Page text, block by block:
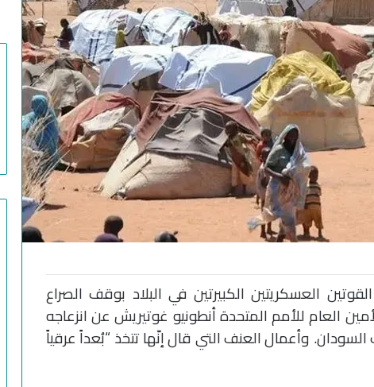
العسكريتين الكبيرتين في البلاد بوقف الصراع
عبّر الأمين العام للأمم المتحدة أنطونيو غوتيريش عن انزعاجه
وأعمال العنف التي قال إنّها تتخذ “بُعداً عرقياً